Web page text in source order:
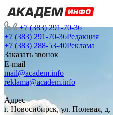
+7 (383) 291-70-36
+7 (383) 291-70-36Редакция
+7 (383) 288-53-40Реклама
Заказать звонок
E-mail
mail@academ.info
reklama@academ.info
Адрес
г. Новосибирск, ул. Полевая, д.